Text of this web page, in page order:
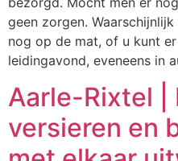
geen zorgen.
nog op de mat, of u kunt
leidingavond, eveneens in
Aarle-Rixtel |
versieren en